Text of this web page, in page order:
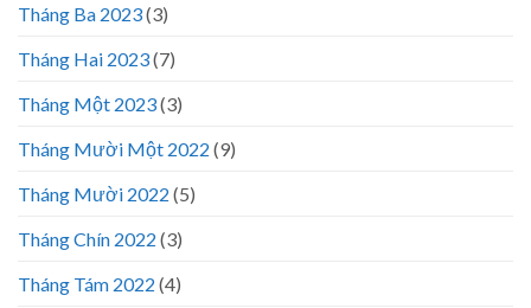
Tháng Ba 2023(3)
Tháng Hai 2023(7)
Tháng Một 2023(3)
Tháng Mười Một 2022 (9)
Tháng Mười 2022 (5)
Tháng Chín 2022 (3)
Tháng Tám 2022 (4)